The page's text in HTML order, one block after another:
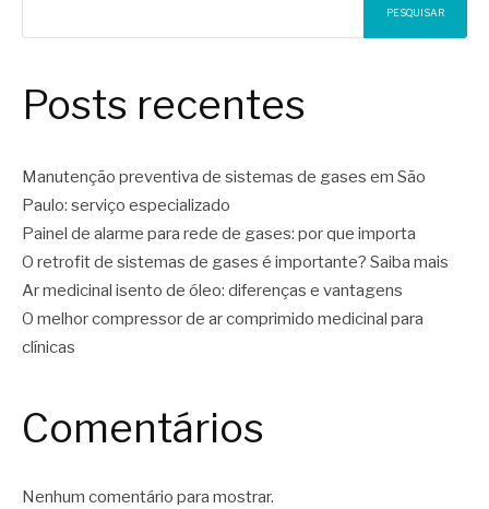
PESQUISAR
Posts recentes
Manutenção preventiva de sistemas de gases em São
Paulo: serviço especializado
Painel de alarme para rede de gases: por que importa
O retrofit de sistemas de gases é importante? Saiba mais
Ar medicinal isento de óleo: diferenças e vantagens
O melhor compressor de ar comprimido medicinal para
clínicas
Comentários
Nenhum comentário para mostrar.